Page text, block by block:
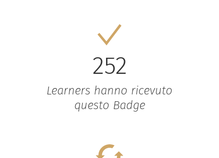
252
Learners hanno ricevuto
questo Badge